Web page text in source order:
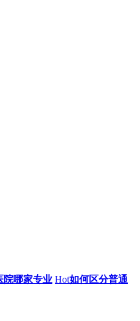
院哪家专业 Hot如何区分普通